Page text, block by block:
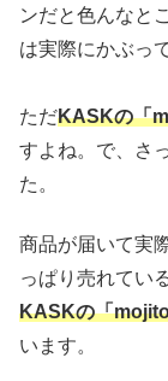
ンだと色んなと
は実際にかぶっ
ただKASKの「
すよね。で、さ
た。
商品が届いて実
っぱり売れてい
KASKの「
います。